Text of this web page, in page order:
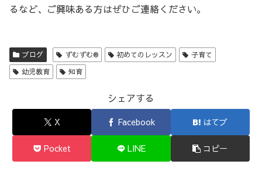
るなど、ご興味ある方はぜひご連絡ください。
ブログ ずむずむ® 初めてのレッスン
子育て
幼児教育
知育
シェアする
X Facebook はてブ
Pocket LINE コピー